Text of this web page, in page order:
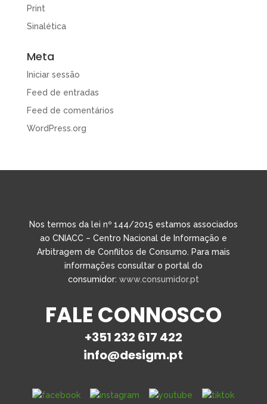
Print
Sinalética
Meta
Iniciar sessão
Feed de entradas
Feed de comentários
WordPress.org
Nos termos da lei nº 144/2015 estamos associados
ao CNIACC – Centro Nacional de Informação e
Arbitragem de Conflitos de Consumo. Para mais
informações consultar o portal do
consumidor: www.consumidor.pt
FALE CONNOSCO
+351 232 617 422
info@desigm.pt